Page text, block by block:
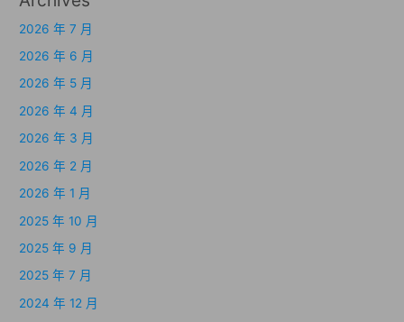
2026 年 7 月
2026 年 6 月
2026 年 5 月
2026 年 4 月
2026 年 3 月
2026 年 2 月
2026 年 1 月
2025 年 10 月
2025 年 9 月
2025 年 7 月
2024 年 12 月